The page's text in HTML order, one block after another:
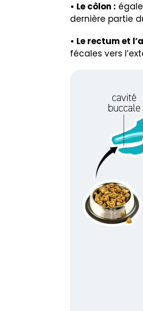
• Le côlon :
dernière partie
• Le rectum et
fécales vers